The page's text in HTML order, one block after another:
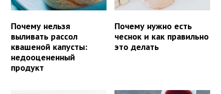
Почему нельзя
выливать рассол
квашеной капусты:
недооцененный
продукт
Почему нужно есть
чеснок и как правильно
это делать